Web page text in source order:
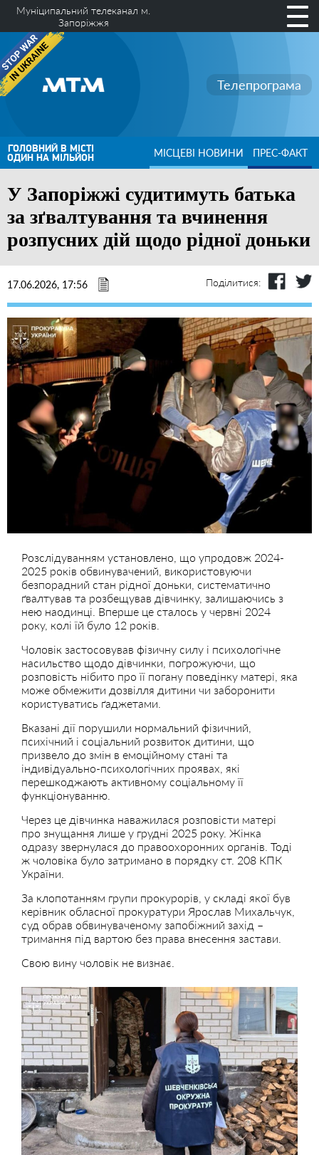
Муніципальний телеканал м.
Запоріжжя
Телепрограма
ГОЛОВНИЙ В МІСТІ
ОДИН НА МІЛЬЙОН МІСЦЕВІ НОВИНИ ПРЕС-ФАКТ
У Запоріжжі судитимуть батька
за зґвалтування та вчинення
розпусних дій щодо рідної доньки
17.06.2026, 17:56 Поділитися:
Розслідуванням установлено, що упродовж 2024-
2025 років обвинувачений, використовуючи
безпорадний стан рідної доньки, систематично
ґвалтував та розбещував дівчинку, залишаючись з
нею наодинці. Вперше це сталось у червні 2024
року, колі їй було 12 років.
Чоловік застосовував фізичну силу і психологічне
насильство щодо дівчинки, погрожуючи, що
розповість нібито про її погану поведінку матері, яка
може обмежити дозвілля дитини чи заборонити
користуватись ґаджетами.
Вказані дії порушили нормальний фізичний,
психічний і соціальний розвиток дитини, що
призвело до змін в емоційному стані та
індивідуально-психологічних проявах, які
перешкоджають активному соціальному її
функціонуванню.
Через це дівчинка наважилася розповісти матері
про знущання лише у грудні 2025 року. Жінка
одразу звернулася до правоохоронних органів. Тоді
ж чоловіка було затримано в порядку ст. 208 КПК
України.
За клопотанням групи прокурорів, у складі якої був
керівник обласної прокуратури Ярослав Михальчук,
суд обрав обвинуваченому запобіжний захід –
тримання під вартою без права внесення застави.
Свою вину чоловік не визнає.